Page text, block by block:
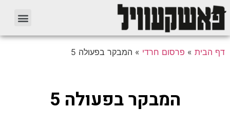
דף הבית » פרסום חרדי » המבקר בפעולה 5
המבקר בפעולה 5